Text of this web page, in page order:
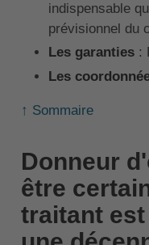
indispensable
prévisionnel du
Les garanties:
Les
↑ Sommaire
Donneur
être
traitant